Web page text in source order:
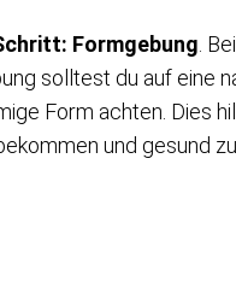
Formgebung .
solltest du auf eine
Form achten. Dies
und gesund